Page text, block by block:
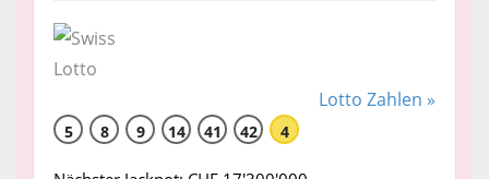
Lotto Zahlen »
5 8 9 14 41 42 4